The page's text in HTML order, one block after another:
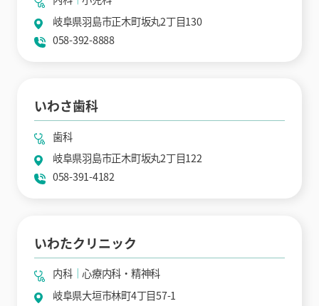
岐阜県羽島市正木町坂丸2丁目130
058-392-8888
いわさ歯科
歯科
岐阜県羽島市正木町坂丸2丁目122
058-391-4182
いわたクリニック
内科
心療内科・精神科
岐阜県大垣市林町4丁目57-1